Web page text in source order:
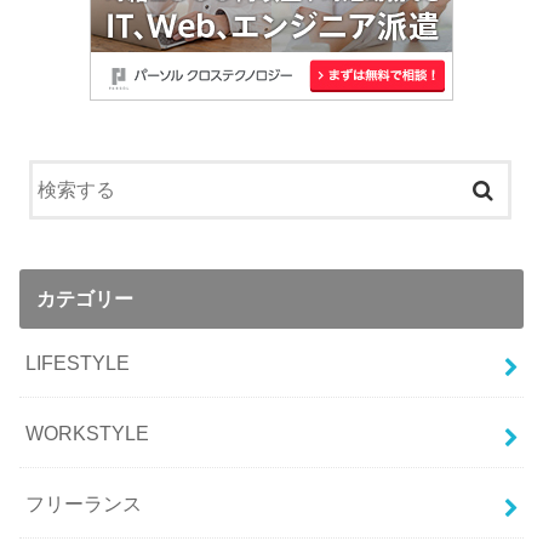
カテゴリー
LIFESTYLE
WORKSTYLE
フリーランス